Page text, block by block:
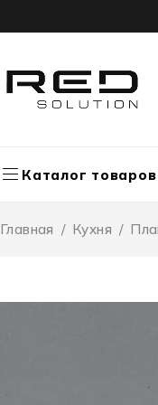
Каталог товаров
Главная / Кухня /